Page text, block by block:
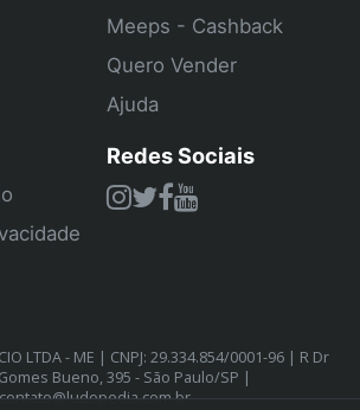
Meeps - Cashback
Quero Vender
Ajuda
Redes Sociais
LTDA - ME | CNPJ: 29.334.854/0001-96 | R Dr
Bueno, 395 - São Paulo/SP |
contato@ludopedia.com.br